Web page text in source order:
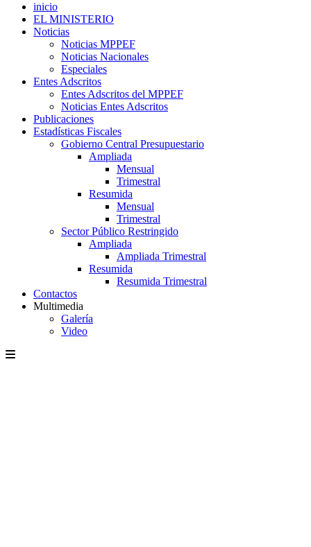
inicio
EL MINISTERIO
Noticias
Noticias MPPEF
Noticias Nacionales
Especiales
Entes Adscritos
Entes Adscritos del MPPEF
Noticias Entes Adscritos
Publicaciones
Estadísticas Fiscales
Gobierno Central Presupuestario
Ampliada
Mensual
Trimestral
Resumida
Mensual
Trimestral
Sector Público Restringido
Ampliada
Ampliada Trimestral
Resumida
Resumida Trimestral
Contactos
Multimedia
Galería
Video